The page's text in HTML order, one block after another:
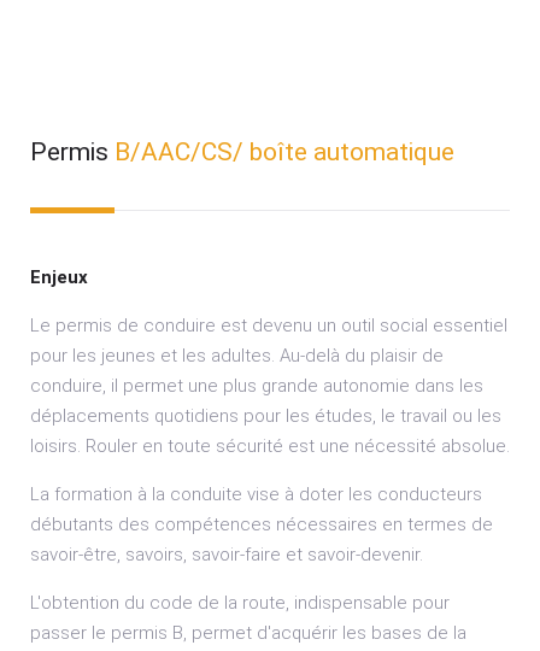
Permis B/AAC/CS/ boîte automatique
Enjeux
Le permis de conduire est devenu un outil social essentiel
pour les jeunes et les adultes. Au-delà du plaisir de
conduire, il permet une plus grande autonomie dans les
déplacements quotidiens pour les études, le travail ou les
loisirs. Rouler en toute sécurité est une nécessité absolue.
La formation à la conduite vise à doter les conducteurs
débutants des compétences nécessaires en termes de
savoir-être, savoirs, savoir-faire et savoir-devenir.
L'obtention du code de la route, indispensable pour
passer le permis B, permet d'acquérir les bases de la